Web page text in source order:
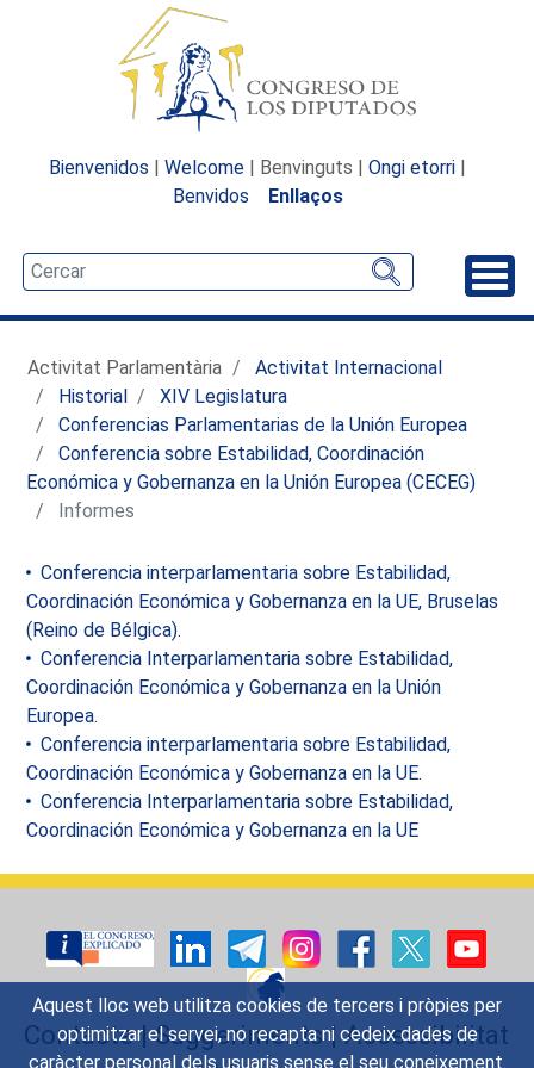
Aquest lloc web utilitza cookies de tercers i pròpies per
optimitzar el servei, no recapta ni cedeix dades de
caràcter personal dels usuaris sense el seu coneixement.
Bienvenidos | Welcome | Benvinguts | Ongi etorri |
Benvidos
Enllaços
Activitat Parlamentària
Activitat Internacional
Historial
XIV Legislatura
Conferencias Parlamentarias de la Unión Europea
Conferencia sobre Estabilidad, Coordinación
Económica y Gobernanza en la Unión Europea (CECEG)
Informes
Conferencia interparlamentaria sobre Estabilidad,
Coordinación Económica y Gobernanza en la UE, Bruselas
(Reino de Bélgica).
Conferencia Interparlamentaria sobre Estabilidad,
Coordinación Económica y Gobernanza en la Unión
Europea.
Conferencia interparlamentaria sobre Estabilidad,
Coordinación Económica y Gobernanza en la UE.
Conferencia Interparlamentaria sobre Estabilidad,
Coordinación Económica y Gobernanza en la UE
Contacte|Suggeriments|Accessibilitat